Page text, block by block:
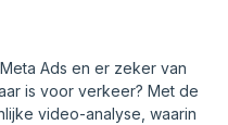
Ads en er zeker van
is voor verkeer? Met de
video-analyse, waarin